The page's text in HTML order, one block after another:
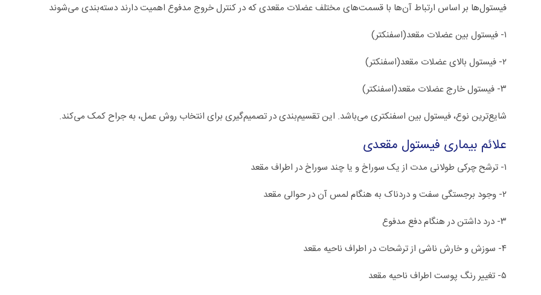
فیستول‌ها بر اساس ارتباط آن‌ها با قسمت‌های مختلف عضلات مقعدی که در کنترل خروج مدفوع اهمیت دارند دسته‌بندی می‌شوند
۱- فیستول بین عضلات مقعد(اسفنکتر)
۲- فیستول بالای عضلات مقعد(اسفنکتر)
۳- فیستول خارج عضلات مقعد(اسفنکتر)
شایع‌ترین نوع، فیستول بین اسفنکتری می‌باشد. این تقسیم‌بندی در تصمیم‌گیری برای انتخاب روش عمل، به جراح کمک می‌کند.
علائم بیماری فیستول مقعدی
۱- ترشح چرکی طولانی مدت از یک سوراخ و یا چند سوراخ در اطراف مقعد
۲- وجود برجستگی سفت و دردناک به هنگام لمس آن در حوالی مقعد
۳- درد داشتن در هنگام دفع مدفوع
۴- سوزش و خارش ناشی از ترشحات در اطراف ناحیه مقعد
۵- تغییر رنگ پوست اطراف ناحیه مقعد